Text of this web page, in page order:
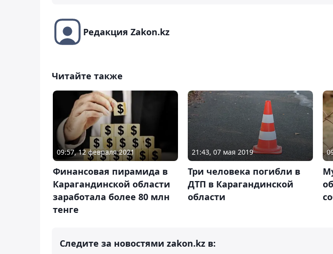
Редакция Zakon.kz
Читайте также
09:57, 12 февраля 2021
Финансовая пирамида в
Карагандинской области
заработала более 80 млн
тенге
21:43, 07 мая 2019
Три человека погибли в
ДТП в Карагандинской
области
Следите за новостями zakon.kz в: